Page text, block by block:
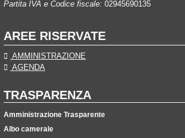
Partita IVA e Codice fiscale: 02945690135
AREE RISERVATE
AMMINISTRAZIONE
AGENDA
TRASPARENZA
Amministrazione Trasparente
Albo camerale